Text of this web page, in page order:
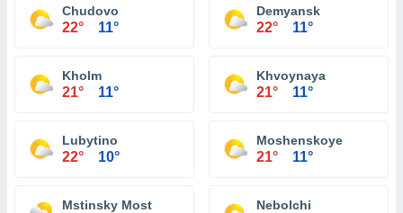
Chudovo
22° 11°
Demyansk
22° 11°
Kholm
21° 11°
Khvoynaya
21° 11°
Lubytino
22° 10°
Moshenskoye
21° 11°
Mstinsky Most Nebolchi